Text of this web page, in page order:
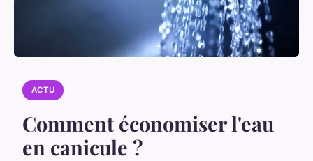
ACTU
Comment économiser l'eau
en canicule ?